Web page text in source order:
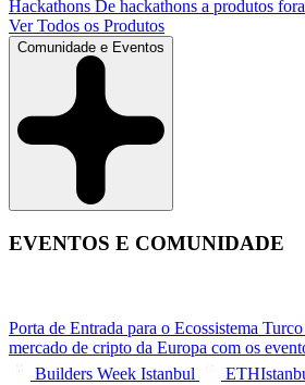
Hackathons De hackathons a produtos
Ver Todos os Produtos
Comunidade e Eventos
EVENTOS E COMUNIDADE
Porta de Entrada para o Ecossistema Turco
mercado de cripto da Europa com os
Builders Week Istanbul